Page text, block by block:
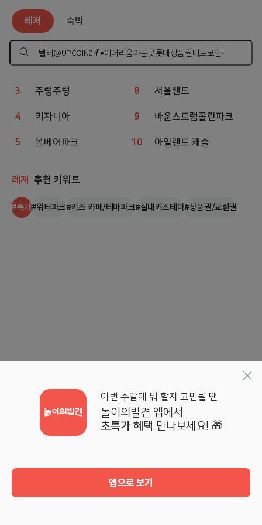
이번 주말에 뭐 할지 고민될 땐
놀이의발견 앱에서
초특가 혜택 만나보세요! 🎁
앱으로 보기
레저 숙박
하
레저 인기 검색어
1 챔피언
2 웨이브파크
3 주렁주렁
4 키자니아
5 볼베어파크
6 아쿠아리움
7 상상체험 키즈월드
8 서울랜드
9 바운스트램폴린파크
10 아일랜드 캐슬
레저 추천 키워드
#특가#워터파크#키즈 카페/테마파크#실내키즈테마#상품권/교환권